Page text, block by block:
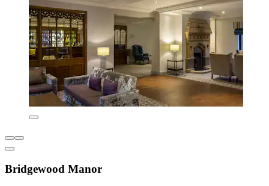
Bridgewood Manor